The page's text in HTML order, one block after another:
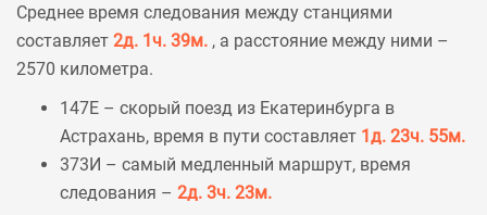
Среднее время следования между станциями
составляет 2д. 1ч. 39м. , а расстояние между ними –
2570 километра.
147Е – скорый поезд из Екатеринбурга в
Астрахань, время в пути составляет 1д. 23ч. 55м.
373И – самый медленный маршрут, время
следования – 2д. 3ч. 23м.